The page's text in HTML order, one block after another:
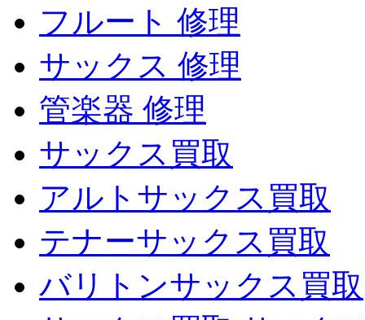
フルート 修理
サックス 修理
管楽器 修理
サックス買取
アルトサックス買取
テナーサックス買取
バリトンサックス買取